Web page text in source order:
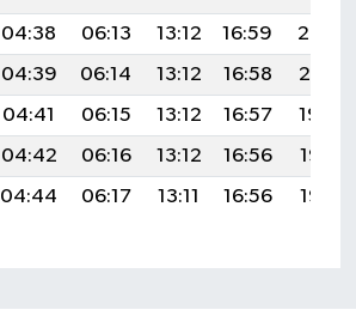
04:38 06:13 13:12 16:59
20:02
04:39 06:14 13:12 16:58
20:01
04:41 06:15 13:12 16:57
19:59
04:42 06:16 13:12 16:56
19:58
04:44 06:17 13:11 16:56 19:56